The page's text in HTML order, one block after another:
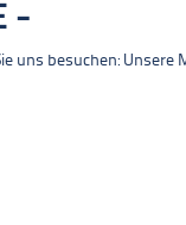
uns besuchen: Unsere